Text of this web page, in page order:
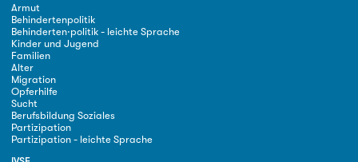
Armut
Behindertenpolitik
Behinderten·politik - leichte Sprache
Kinder und Jugend
Familien
Alter
Migration
Opferhilfe
Sucht
Berufsbildung Soziales
Partizipation
Partizipation - leichte Sprache